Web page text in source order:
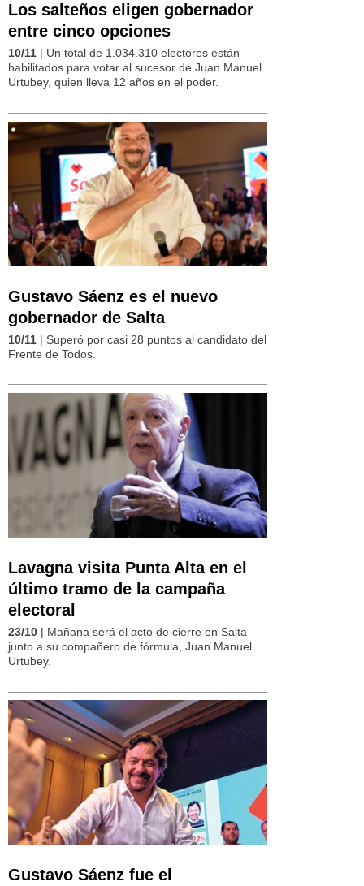
Los salteños eligen gobernador
entre cinco opciones
10/11 | Un total de 1.034.310 electores están
habilitados para votar al sucesor de Juan Manuel
Urtubey, quien lleva 12 años en el poder.
Gustavo Sáenz es el nuevo
gobernador de Salta
10/11 | Superó por casi 28 puntos al candidato del
Frente de Todos.
Lavagna visita Punta Alta en el
último tramo de la campaña
electoral
23/10 | Mañana será el acto de cierre en Salta
junto a su compañero de fórmula, Juan Manuel
Urtubey.
Gustavo Sáenz fue el